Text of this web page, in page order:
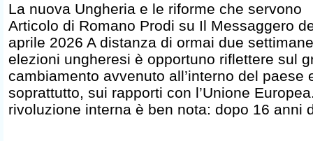
La nuova Ungheria e le riforme che servono
Articolo di Romano Prodi su Il Messaggero
aprile 2026 A distanza di ormai due
elezioni ungheresi è opportuno riflettere sul
cambiamento avvenuto all’interno del paese
soprattutto, sui rapporti con l’Unione
rivoluzione interna è ben nota: dopo 16 anni